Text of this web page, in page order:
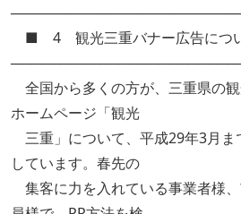
■ 4 観光三重バナー広告につ
全国から多くの方が、三重県の
ホームページ「観光
三重」について、平成29年3月ま
しています。春先の
集客に力を入れている事業者様